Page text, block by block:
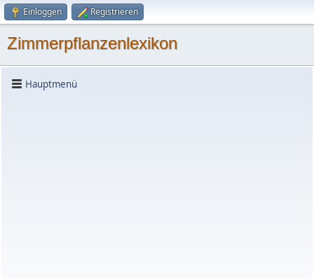
Einloggen Registrieren
Zimmerpflanzenlexikon
Hauptmenü